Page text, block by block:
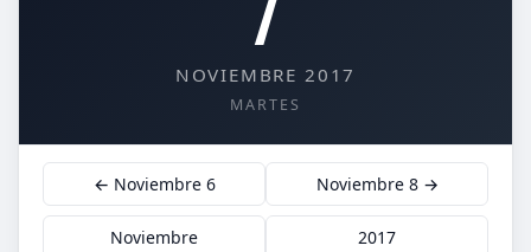
7
NOVIEMBRE 2017
MARTES
← Noviembre 6 Noviembre 8 →
Noviembre 2017